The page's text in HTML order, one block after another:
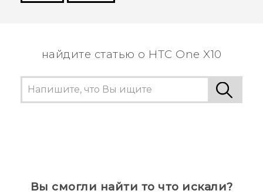
найдите статью о HTC One X10
Вы смогли найти то что искали?